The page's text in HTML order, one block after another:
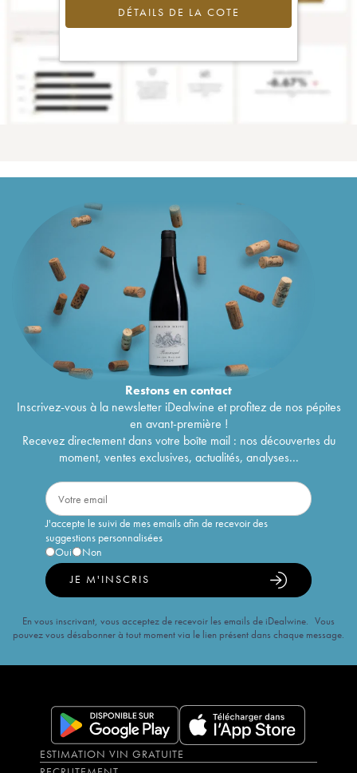
DÉTAILS DE LA COTE
Restons encontact
Inscrivez-vous à la newsletter iDealwine et profitez de nos pépites
en avant-première !
Recevez directement dans votre boîte mail : nos découvertes du
moment, ventes exclusives, actualités, analyses...
J'accepte le suivi de mes emails afin de recevoir des
suggestions personnalisées
Oui
Non
JE M'INSCRIS
En vous inscrivant, vous acceptez de recevoir les emails de iDealwine. Vous
pouvez vous désabonner à tout moment via le lien présent dans chaque message.
ESTIMATION VIN GRATUITE